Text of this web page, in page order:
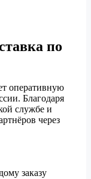
по
оперативную
Благодаря
службе и
через
заказу